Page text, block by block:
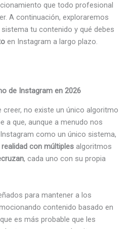
que todo profesional
A continuación, exploraremos
tu contenido y qué debes
en Instagram a largo plazo.
de Instagram en 2026
creer, no existe un único algoritmo
a que, aunque a menudo nos
como un único sistema,
con múltiples algoritmos
, cada uno con su propia
para mantener a los
contenido basado en
es más probable que les